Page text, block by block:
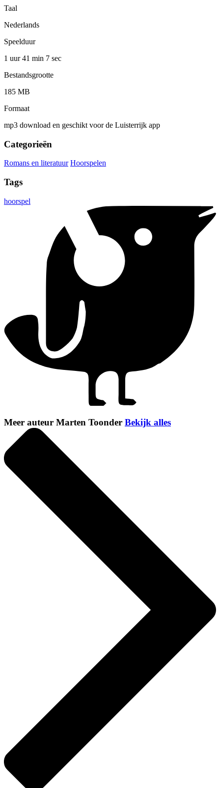
Taal
Nederlands
Speelduur
1 uur 41 min 7 sec
Bestandsgrootte
185 MB
Formaat
mp3 download en geschikt voor de Luisterrijk app
Categorieën
Romans en literatuur Hoorspelen
Tags
hoorspel
Meer auteur Marten Toonder Bekijk alles